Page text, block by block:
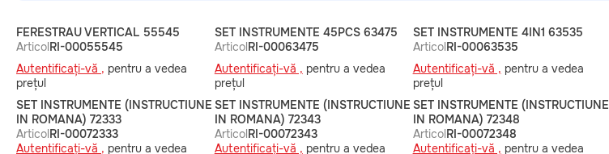
FERESTRAU VERTICAL 55545
ArticolRI-00055545
Autentificați-vă , pentru a vedea
prețul
SET INSTRUMENTE 45PCS 63475
ArticolRI-00063475
Autentificați-vă , pentru a vedea
prețul
SET INSTRUMENTE 4IN1 63535
ArticolRI-00063535
Autentificați-vă , pentru a vedea
prețul
SET INSTRUMENTE (INSTRUCTIUNE
IN ROMANA) 72333
ArticolRI-00072333
Autentificați-vă , pentru a vedea
SET INSTRUMENTE (INSTRUCTIUNE
IN ROMANA) 72343
ArticolRI-00072343
Autentificați-vă , pentru a vedea
SET INSTRUMENTE (INSTRUCTIUNE
IN ROMANA) 72348
ArticolRI-00072348
Autentificați-vă , pentru a vedea